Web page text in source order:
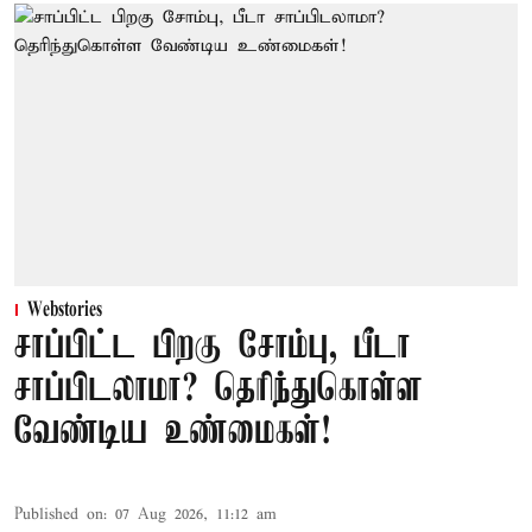
Webstories
சாப்பிட்ட பிறகு சோம்பு, பீடா
சாப்பிடலாமா? தெரிந்துகொள்ள
வேண்டிய உண்மைகள்!
Published on: 07 Aug 2026, 11:12 am